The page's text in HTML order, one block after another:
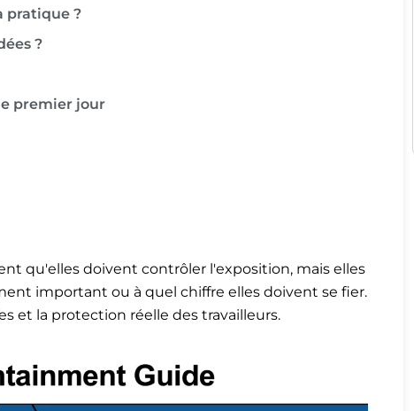
pratique ?
?
premier jour
qu'elles doivent contrôler l'exposition, mais elles
important ou à quel chiffre elles doivent se fier.
et la protection réelle des travailleurs.